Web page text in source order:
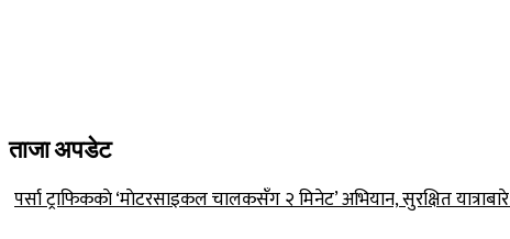
ताजा अपडेट
पर्सा ट्राफिककाे ‘माेटरसाइकल चालकसँग २ मिनेट’ अभियान, सुरक्षित